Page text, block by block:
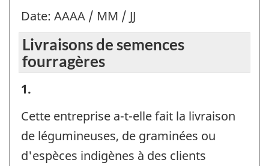
de
question
:
Date: AAAA / MM / JJ
Livraisons de semences
fourragères
Livraisons
de
semences
fourragères
1.
Cette entreprise a-t-elle fait la livraison
de légumineuses, de graminées ou
d'espèces indigènes à des clients